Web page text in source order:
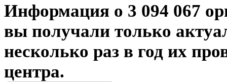
Информация о 3 094 067
вы получали только
несколько раз в год их
центра.